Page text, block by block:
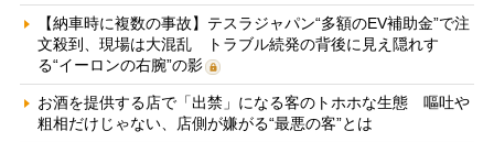
【納車時に複数の事故】テスラジャパン“多額のEV補助金”で注
文殺到、現場は大混乱 トラブル続発の背後に見え隠れす
る“イーロンの右腕”の影
お酒を提供する店で「出禁」になる客のトホホな生態 嘔吐や
粗相だけじゃない、店側が嫌がる“最悪の客”とは